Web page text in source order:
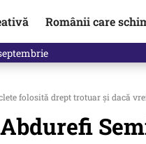
Românii care
la Ministerul de Externe.…
folosită drept trotuar și dacă